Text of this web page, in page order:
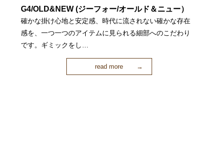
G4/OLD&NEW (ジーフォー/オールド＆ニュー）
確かな掛け心地と安定感、時代に流されない確かな存在
感を、一つ一つのアイテムに見られる細部へのこだわり
です。ギミックをし…
read more